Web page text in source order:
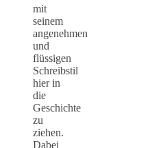
mit
seinem
angenehmen
und
flüssigen
Schreibstil
hier in
die
Geschichte
zu
ziehen.
Dabei